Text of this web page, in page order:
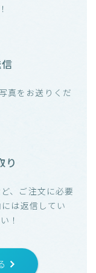
真をお送りくだ
り
、ご注文に必要
は返信してい
！